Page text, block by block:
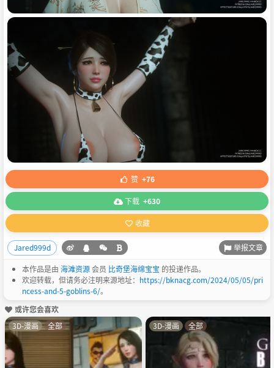
赞 +76
下载 +630
收藏
Jared999d 举报文章
本作品是由 海滩资源会员 比奇堡海绵宝宝 的投递作品。
欢迎转载，但请务必注明来源地址： https://bknacg.com/2024/05/05/pri
ncess-and-5-goblins-6/。
或许您会喜欢
3D-漫画 全部 3D-漫画 全部